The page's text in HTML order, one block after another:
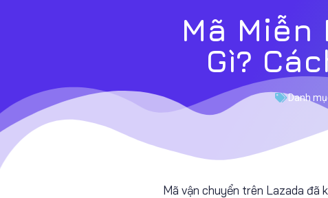
Mã Miễn
Gì?
Danh
Mã vận chuyển trên Lazada đã